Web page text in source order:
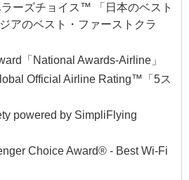
ーズチョイス™ 「日本のベスト
アのベスト・ファーストクラ
「National Awards-Airline」
Official Airline Rating™「5ス
powered by SimpliFlying
Choice Award® - Best Wi-Fi